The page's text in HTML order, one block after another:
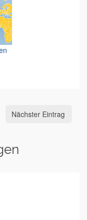
Nächster Eintrag